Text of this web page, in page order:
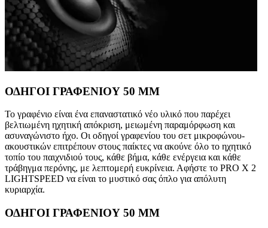
ΟΔΗΓΟΙ ΓΡΑΦΕΝΙΟΥ 50 MM
Το γραφένιο είναι ένα επαναστατικό νέο υλικό που παρέχει
βελτιωμένη ηχητική απόκριση, μειωμένη παραμόρφωση και
ασυναγώνιστο ήχο. Οι οδηγοί γραφενίου του σετ μικροφώνου-
ακουστικών επιτρέπουν στους παίκτες να ακούνε όλο το ηχητικό
τοπίο του παιχνιδιού τους, κάθε βήμα, κάθε ενέργεια και κάθε
τράβηγμα περόνης, με λεπτομερή ευκρίνεια. Αφήστε το PRO X 2
LIGHTSPEED να είναι το μυστικό σας όπλο για απόλυτη
κυριαρχία.
ΟΔΗΓΟΙ ΓΡΑΦΕΝΙΟΥ 50 MM